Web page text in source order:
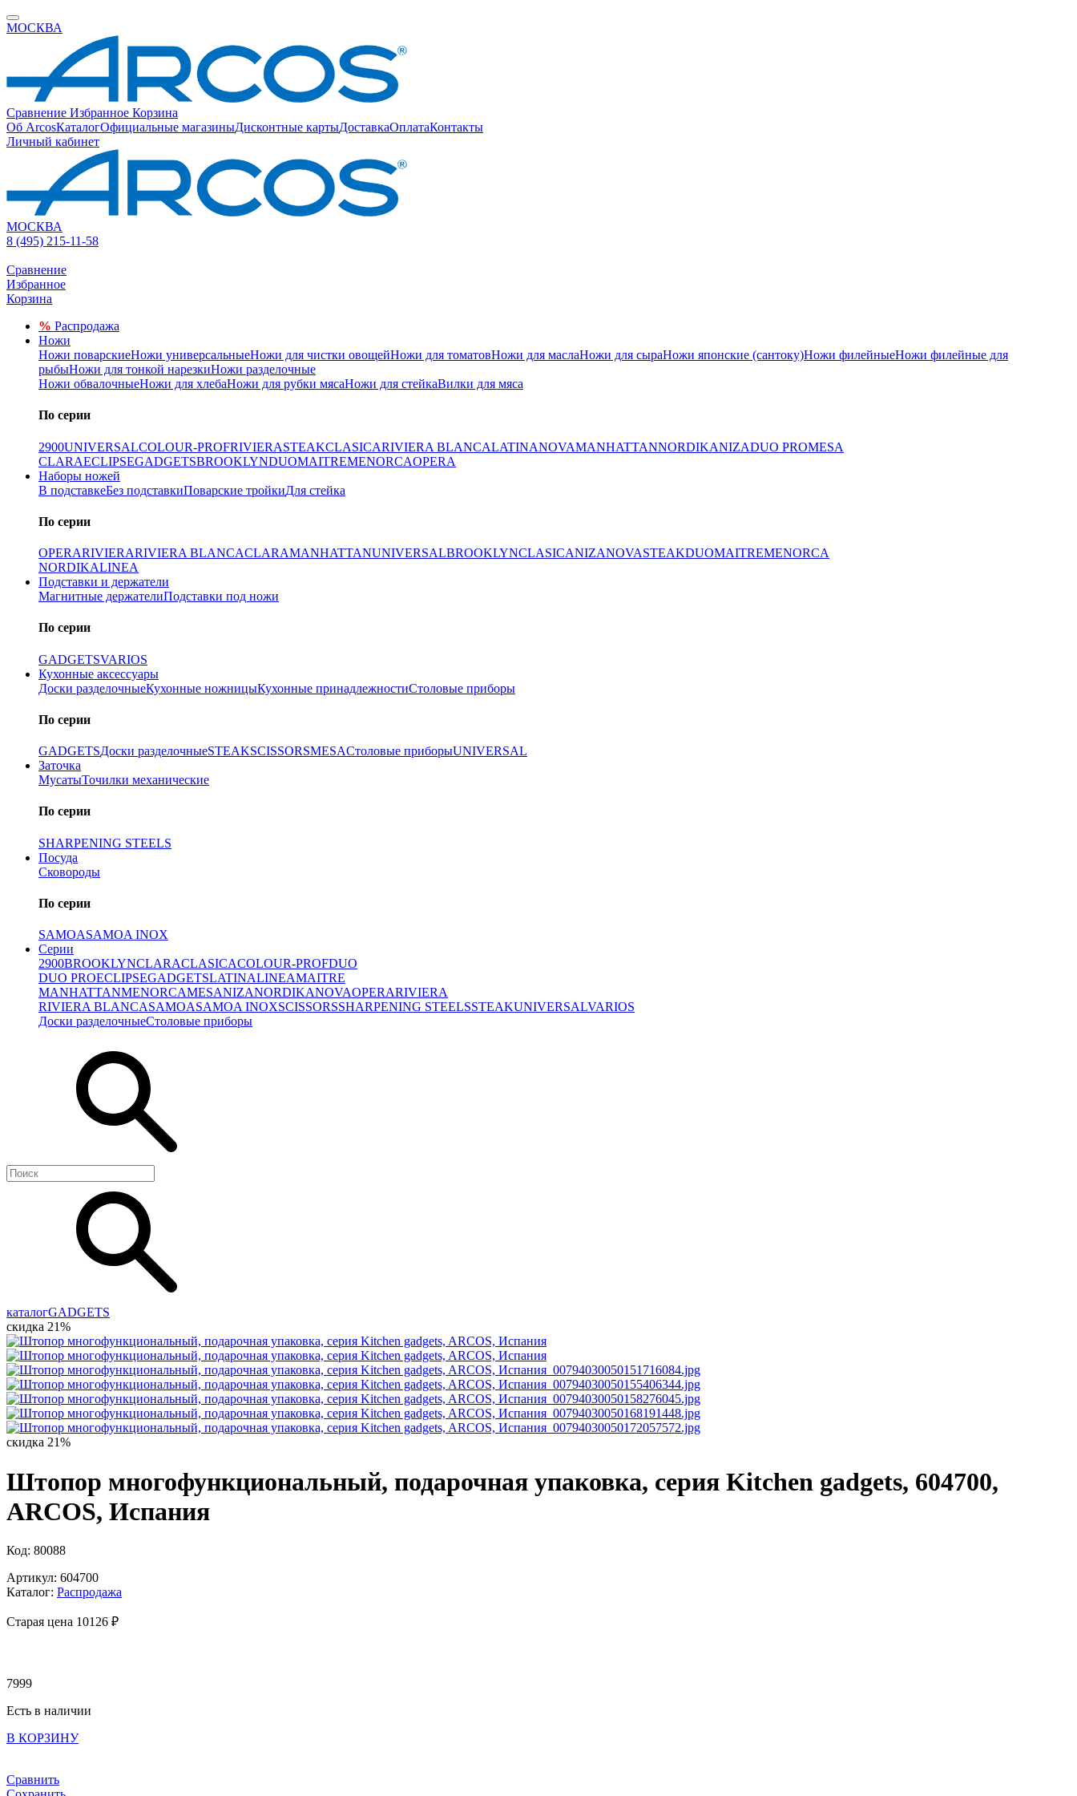
МОСКВА
Сравнение Избранное Корзина
Об ArcosКаталогОфициальные магазиныДисконтные картыДоставкаОплатаКонтакты
Личный кабинет
МОСКВА
8 (495) 215-11-58
Сравнение
Избранное
Корзина
% Распродажа
Ножи
Ножи поварскиеНожи универсальныеНожи для чистки овощейНожи для томатовНожи для маслаНожи для сыраНожи японские (сантоку)Ножи филейныеНожи филейные для
рыбыНожи для тонкой нарезкиНожи разделочные
Ножи обвалочныеНожи для хлебаНожи для рубки мясаНожи для стейкаВилки для мяса
По серии
2900UNIVERSALCOLOUR-PROFRIVIERASTEAKCLASICARIVIERA BLANCALATINANOVAMANHATTANNORDIKANIZADUO PROMESA
CLARAECLIPSEGADGETSBROOKLYNDUOMAITREMENORCAOPERA
Наборы ножей
В подставкеБез подставкиПоварские тройкиДля стейка
По серии
OPERARIVIERARIVIERA BLANCACLARAMANHATTANUNIVERSALBROOKLYNCLASICANIZANOVASTEAKDUOMAITREMENORCA
NORDIKALINEA
Подставки и держатели
Магнитные держателиПодставки под ножи
По серии
GADGETSVARIOS
Кухонные аксессуары
Доски разделочныеКухонные ножницыКухонные принадлежностиСтоловые приборы
По серии
GADGETSДоски разделочныеSTEAKSCISSORSMESAСтоловые приборыUNIVERSAL
Заточка
МусатыТочилки механические
По серии
SHARPENING STEELS
Посуда
Сковороды
По серии
SAMOASAMOA INOX
Серии
2900BROOKLYNCLARACLASICACOLOUR-PROFDUO
DUO PROECLIPSEGADGETSLATINALINEAMAITRE
MANHATTANMENORCAMESANIZANORDIKANOVAOPERARIVIERA
RIVIERA BLANCASAMOASAMOA INOXSCISSORSSHARPENING STEELSSTEAKUNIVERSALVARIOS
Доски разделочныеСтоловые приборы
каталогGADGETS
скидка 21%
скидка 21%
Штопор многофункциональный, подарочная упаковка, серия Kitchen gadgets, 604700,
ARCOS, Испания
Код: 80088
Артикул: 604700
Каталог: Распродажа
Старая цена 10126 ₽
7999
Есть в наличии
В КОРЗИНУ
Сравнить